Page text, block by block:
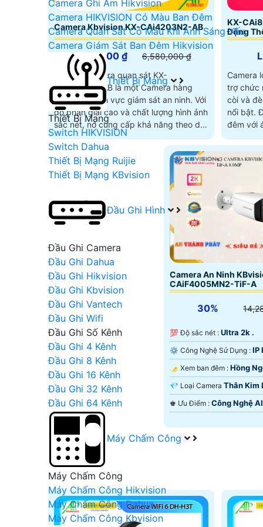
Camera Ghi Âm Hikvision
Camera HIKVISION Có Màu Ban Đêm
Camera Quan Sát Có Màu Khi Ánh Sáng Yếu
Camera Giám Sát Ban Đêm Hikvision
Thiết Bị Mạng
Thiết Bị Mạng
Switch HIKVISION
Switch Dahua
Thiết Bị Mạng Ruijie
Thiết Bị Mạng KBvision
Đầu Ghi Hình
Đầu Ghi Camera
Đầu Ghi Dahua
Đầu Ghi Hikvision
Đầu Ghi Kbvision
Đầu Ghi Vantech
Đầu Ghi Wifi
Đầu Ghi Số Kênh
Đầu Ghi 4 Kênh
Đầu Ghi 8 Kênh
Đầu Ghi 16 Kênh
Đầu Ghi 32 Kênh
Đầu Ghi 64 Kênh
Máy Chấm Công
Máy Chấm Công
Máy Chấm Công Hikvision
Máy Chấm Công Dahua
Máy Chấm Công Kbvision
Camera Kbvision KX-CAi4203N2-AB
4,277,000 ₫
6,580,000 ₫
Thiết bị Camera quan sát KX-
CAi4203N2-AB là một Camera hàng
đầu trong lĩnh vực giám sát an ninh. Với
độ phân giải cao và chất lượng hình ảnh
sắc nét, nó cung cấp khả năng theo dõi
và ghi lại những sự kiện quan trọng một
cách hiệu quả
KX-
Động
Camera
trợ chức
còi và
nổi bật. Đáp ứng nhu cầu giám sát ban
đêm với
ảnh
Camera An Ninh
CAiF4005MN2-TiF-A
30%
💯 Độ sắc nét : Ultra 2k .
⚙ Công Nghệ Sử Dụng : IP
🌛 Xem ban đêm : Hồng
Ban Đêm.
💎 Loại Camera Thân Kim
️♚ Ưu Điểm : Công Nghệ